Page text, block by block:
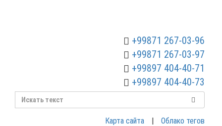
+99871 267-03-96
+99871 267-03-97
+99897 404-40-71
+99897 404-40-73
Облако тегов
|
Карта сайта